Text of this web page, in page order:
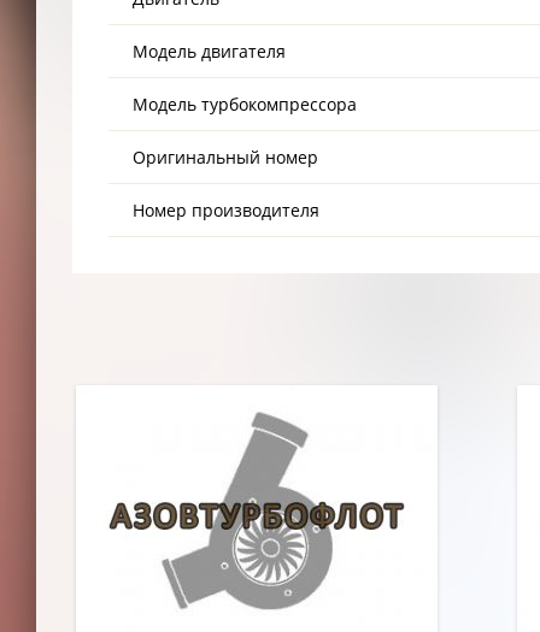
Модель двигателя
Модель турбокомпрессора
Оригинальный номер
Номер производителя